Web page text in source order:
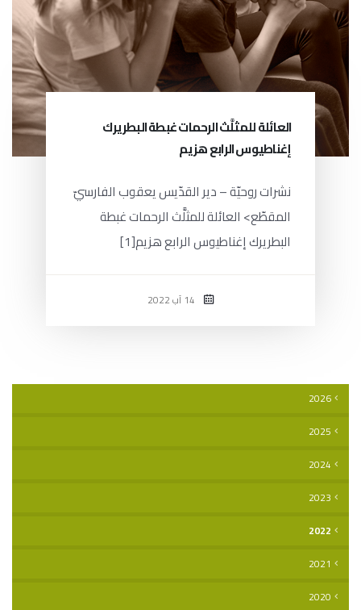
العائلة للمثلَّث الرحمات غبطة البطريرك
إغناطيوس الرابع هزيم
نشرات روحيّة – دير القدّيس يعقوب الفارسيّ
المقطّع> العائلة للمثلَّث الرحمات غبطة
البطريرك إغناطيوس الرابع هزيم[1]
2026
2025
2024
2023
2022
2021
2020